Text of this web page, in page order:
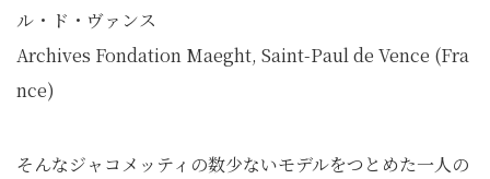
ル・ド・ヴァンス
Archives Fondation Maeght, Saint-Paul de Vence (Fra
nce)
そんなジャコメッティの数少ないモデルをつとめた一人の